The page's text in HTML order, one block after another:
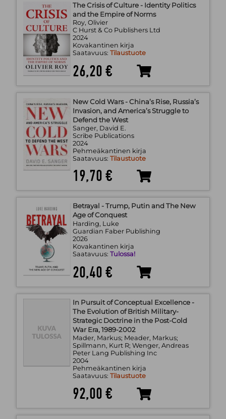
The Crisis of Culture - Identity Politics
and the Empire of Norms
Roy, Olivier
C Hurst & Co Publishers Ltd
2024
Kovakantinen kirja
Saatavuus: Tilaustuote
26,20 €
New Cold Wars - China’s Rise, Russia’s
Invasion, and America’s Struggle to
Defend the West
Sanger, David E.
Scribe Publications
2024
Pehmeäkantinen kirja
Saatavuus: Tilaustuote
19,70 €
Betrayal - Trump, Putin and The New
Age of Conquest
Harding, Luke
Guardian Faber Publishing
2026
Kovakantinen kirja
Saatavuus: Tulossa!
20,40 €
In Pursuit of Conceptual Excellence -
The Evolution of British Military-
Strategic Doctrine in the Post-Cold
War Era, 1989-2002
Mader, Markus; Meader, Markus;
Spillmann, Kurt R; Wenger, Andreas
Peter Lang Publishing Inc
2004
Pehmeäkantinen kirja
Saatavuus: Tilaustuote
92,00 €